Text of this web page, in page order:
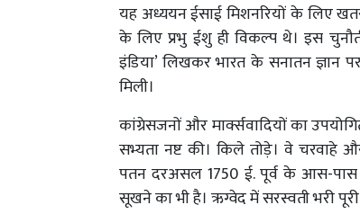
यह अध्ययन ईसाई मिशनरियों के लिए
के लिए प्रभु ईशु ही विकल्प थे। इस
इंडिया’ लिखकर भारत के सनातन ज्ञान
मिली।
कांग्रेसजनों और मार्क्सवादियों का
सभ्यता नष्ट की। किले तोड़े। वे चरवाहे
पतन दरअसल 1750 ई. पूर्व के आस-
सूखने का भी है। ऋग्वेद में सरस्वती भरी